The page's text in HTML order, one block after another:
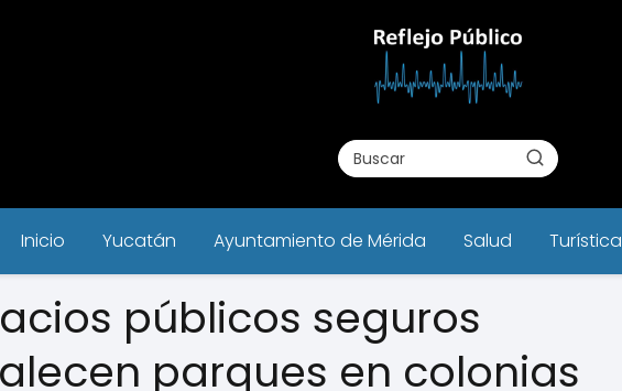
Inicio Yucatán Ayuntamiento de Mérida Salud Turística
públicos seguros
parques en colonias